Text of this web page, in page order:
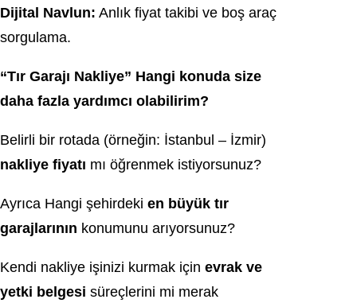
Dijital Navlun: Anlık fiyat takibi ve boş araç
sorgulama.
“Tır Garajı Nakliye” Hangi konuda size
daha fazla yardımcı olabilirim?
Belirli bir rotada (örneğin: İstanbul – İzmir)
nakliye fiyatı mı öğrenmek istiyorsunuz?
Ayrıca Hangi şehirdeki en büyük tır
garajlarının konumunu arıyorsunuz?
Kendi nakliye işinizi kurmak için evrak ve
yetki belgesi süreçlerini mi merak